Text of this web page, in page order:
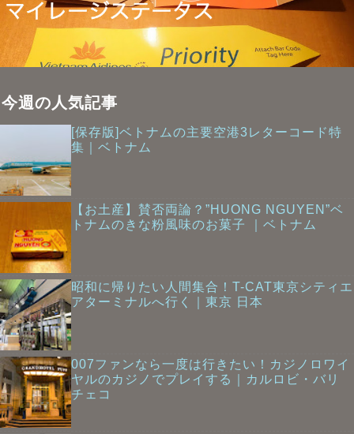
今週の人気記事
[保存版]ベトナムの主要空港3レターコード特
集｜ベトナム
【お土産】賛否両論？”HUONG NGUYEN”ベ
トナムのきな粉風味のお菓子 ｜ベトナム
昭和に帰りたい人間集合！T-CAT東京シティエ
アターミナルへ行く｜東京 日本
007ファンなら一度は行きたい！カジノロワイ
ヤルのカジノでプレイする｜カルロビ・バリ
チェコ